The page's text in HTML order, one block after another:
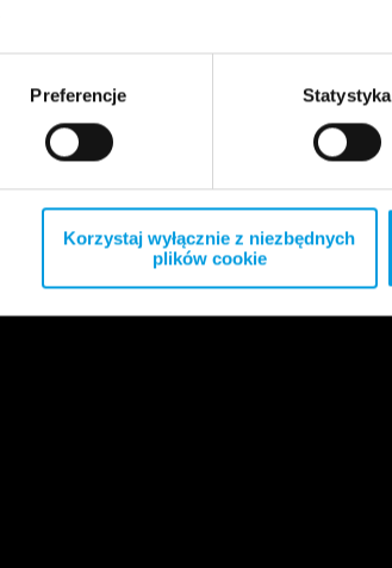
Preferencje Statystyka
Korzystaj wyłącznie z niezbędnych
plików cookie